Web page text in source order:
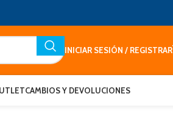
INICIAR SESIÓN / REGISTRAR
CAMBIOS Y DEVOLUCIONES